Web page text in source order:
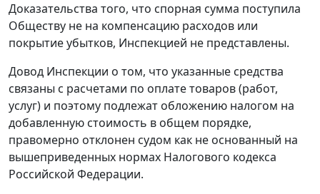
Доказательства того, что спорная сумма поступила
Обществу не на компенсацию расходов или
покрытие убытков, Инспекцией не представлены.
Довод Инспекции о том, что указанные средства
связаны с расчетами по оплате товаров (работ,
услуг) и поэтому подлежат обложению налогом на
добавленную стоимость в общем порядке,
правомерно отклонен судом как не основанный на
вышеприведенных нормах Налогового кодекса
Российской Федерации.